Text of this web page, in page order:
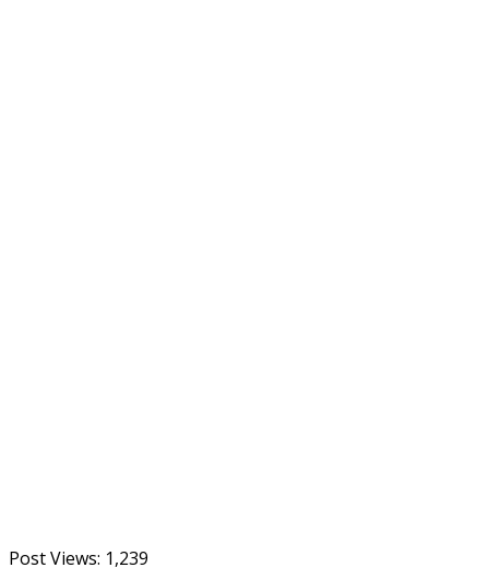
Post Views: 1,239